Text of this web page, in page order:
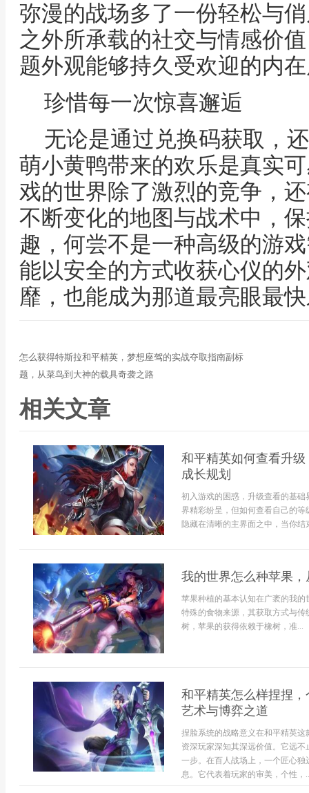
弥漫的战场多了一份轻松与
之外所承载的社交与情感价
题外观能够持久受欢迎的内
珍惜每一次惊喜邂逅
无论是通过兑换码获取，
萌小黄鸭带来的欢乐是真实
戏的世界除了激烈的竞争，
不断变化的地图与战术中，
趣，何尝不是一种高级的游
能以安全的方式收获心仪的
靡，也能成为那道最亮眼最
怎么获得特斯拉和平精英，梦想座驾的实战夺取指南副标
题，从菜鸟到大神的载具奇袭之路
相关文章
和平精英如何查看升
成长规划
初入游戏的困惑，升级查看的基
界精彩纷呈，但如何查看自己的
隐藏在清晰的主界面之中，当你
我的世界怎么种苹果
苹果种植的基本认知在广袤的我
特殊的食物来源，其获取方式与
树，苹果的获得依赖于橡树，准...
和平精英怎么样捏捏
艺术与博弈之道
捏脸系统的战略意义在和平精英
资深玩家深知其深远价值。它远
一步。在百人战场上，一个匠心
息。它代表着玩家的审美，个性，